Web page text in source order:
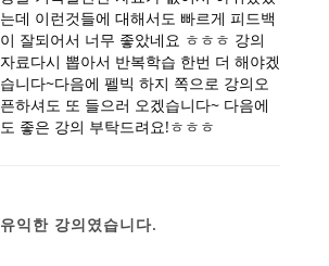
는데 이런것들에 대해서도 빠르게 피드백
이 잘되어서 너무 좋았네요 ㅎㅎㅎ 강의
자료다시 뽑아서 반복학습 한번 더 해야겠
습니다~다음에 펠빅 하지 쪽으로 강의오
픈하셔도 또 들으러 오겠습니다~ 다음에
도 좋은 강의 부탁드려요!ㅎㅎㅎ
유익한 강의였습니다.